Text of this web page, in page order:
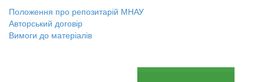
Положення про репозитарій МНАУ
Авторський договір
Вимоги до матеріалів